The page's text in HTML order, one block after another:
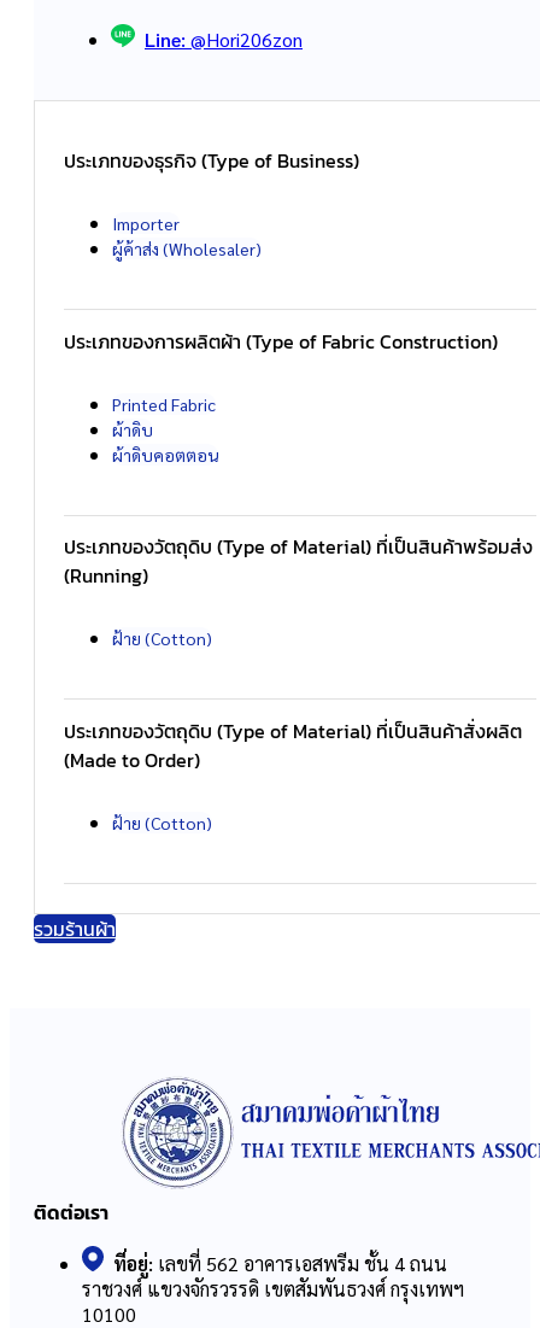
Line: @Hori206zon
ประเภทของธุรกิจ (Type of Business)
Importer
ผู้ค้าส่ง (Wholesaler)
ประเภทของการผลิตผ้า (Type of Fabric Construction)
Printed Fabric
ผ้าดิบ
ผ้าดิบคอตตอน
ประเภทของวัตถุดิบ (Type of Material) ที่เป็นสินค้าพร้อมส่ง
(Running)
ฝ้าย (Cotton)
ประเภทของวัตถุดิบ (Type of Material) ที่เป็นสินค้าสั่งผลิต
(Made to Order)
ฝ้าย (Cotton)
รวมร้านผ้า
ติดต่อเรา
ที่อยู่: เลขที่ 562 อาคารเอสพรีม ชั้น 4 ถนน
ราชวงศ์ แขวงจักรวรรดิ เขตสัมพันธวงศ์ กรุงเทพฯ
10100